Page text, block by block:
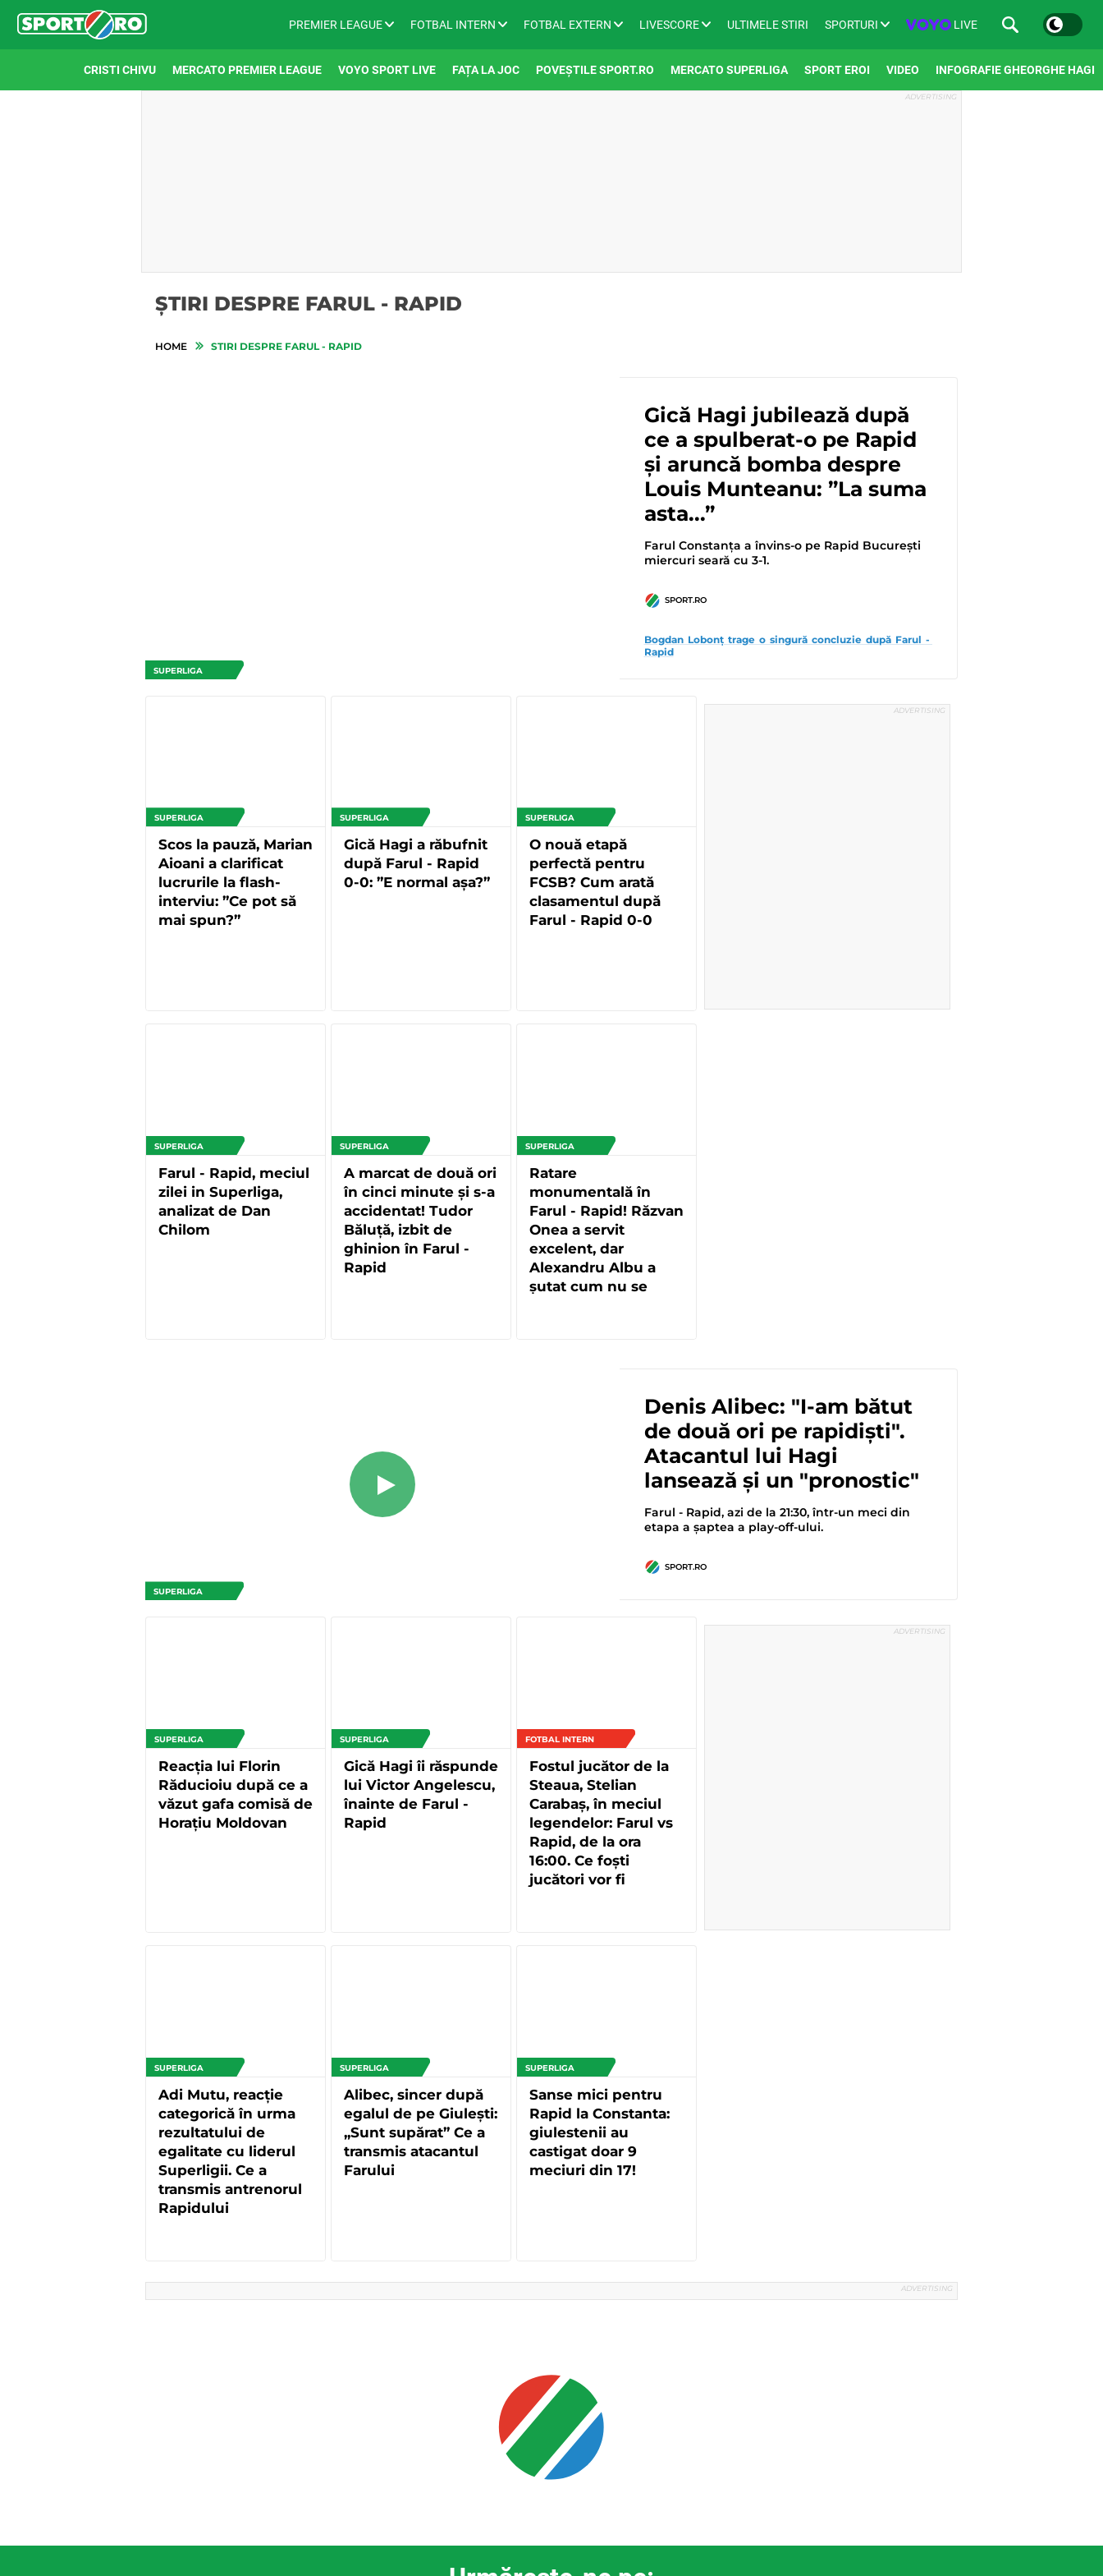
PREMIER LEAGUE FOTBAL INTERN FOTBAL EXTERN LIVESCORE ULTIMELE STIRI SPORTURI LIVE
CRISTI CHIVU MERCATO PREMIER LEAGUE VOYO SPORT LIVE FAȚA LA JOC POVEȘTILE SPORT.RO MERCATO SUPERLIGA SPORT EROI VIDEO INFOGRAFIE GHEORGHE HAGI
ȘTIRI DESPRE FARUL - RAPID
HOME STIRI DESPRE FARUL - RAPID
SUPERLIGA
Gică Hagi jubilează după
ce a spulberat-o pe Rapid
și aruncă bomba despre
Louis Munteanu: ”La suma
asta...”
Farul Constanța a învins-o pe Rapid București
miercuri seară cu 3-1.
SPORT.RO
Bogdan Lobonț trage o singură concluzie după Farul -
Rapid
SUPERLIGA
Scos la pauză, Marian
Aioani a clarificat
lucrurile la flash-
interviu: ”Ce pot să
mai spun?”
SUPERLIGA
Gică Hagi a răbufnit
după Farul - Rapid
0-0: ”E normal așa?”
SUPERLIGA
O nouă etapă
perfectă pentru
FCSB? Cum arată
clasamentul după
Farul - Rapid 0-0
SUPERLIGA
Farul - Rapid, meciul
zilei in Superliga,
analizat de Dan
Chilom
SUPERLIGA
A marcat de două ori
în cinci minute și s-a
accidentat! Tudor
Băluță, izbit de
ghinion în Farul -
Rapid
SUPERLIGA
Ratare
monumentală în
Farul - Rapid! Răzvan
Onea a servit
excelent, dar
Alexandru Albu a
șutat cum nu se
SUPERLIGA
Denis Alibec: "I-am bătut
de două ori pe rapidiști".
Atacantul lui Hagi
lansează și un "pronostic"
Farul - Rapid, azi de la 21:30, într-un meci din
etapa a șaptea a play-off-ului.
SPORT.RO
SUPERLIGA
Reacția lui Florin
Răducioiu după ce a
văzut gafa comisă de
Horațiu Moldovan
SUPERLIGA
Gică Hagi îi răspunde
lui Victor Angelescu,
înainte de Farul -
Rapid
FOTBAL INTERN
Fostul jucător de la
Steaua, Stelian
Carabaș, în meciul
legendelor: Farul vs
Rapid, de la ora
16:00. Ce foști
jucători vor fi
SUPERLIGA
Adi Mutu, reacție
categorică în urma
rezultatului de
egalitate cu liderul
Superligii. Ce a
transmis antrenorul
Rapidului
SUPERLIGA
Alibec, sincer după
egalul de pe Giulești:
„Sunt supărat” Ce a
transmis atacantul
Farului
SUPERLIGA
Sanse mici pentru
Rapid la Constanta:
giulestenii au
castigat doar 9
meciuri din 17!